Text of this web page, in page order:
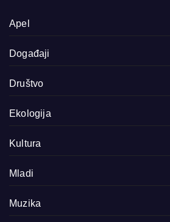
Apel
Događaji
Društvo
Ekologija
Kultura
Mladi
Muzika